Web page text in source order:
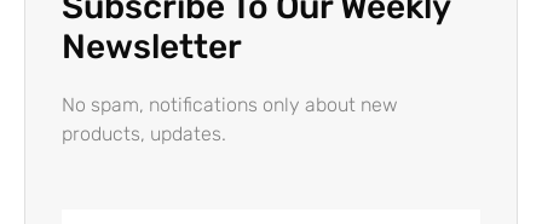
Newsletter
No spam, notifications only about new
products, updates.